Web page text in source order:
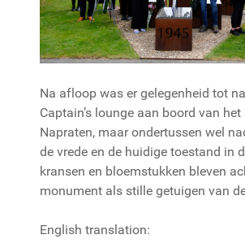
Na afloop was er gelegenheid tot
Captain’s lounge aan boord van
Napraten, maar ondertussen wel
de vrede en de huidige toestand in
kransen en bloemstukken bleven
monument als stille getuigen van
English translation: